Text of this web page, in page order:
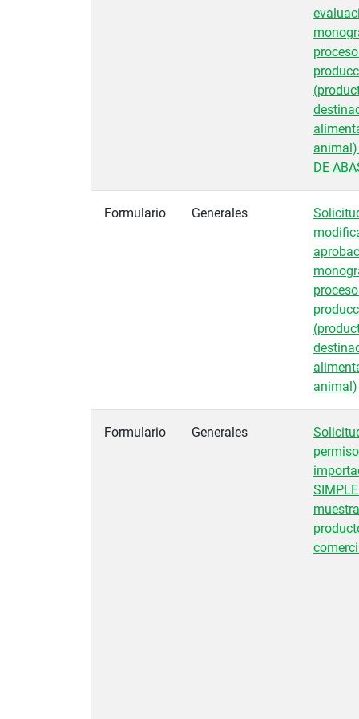
animal)
DE
Formulario Generales
animal)
Formulario Generales